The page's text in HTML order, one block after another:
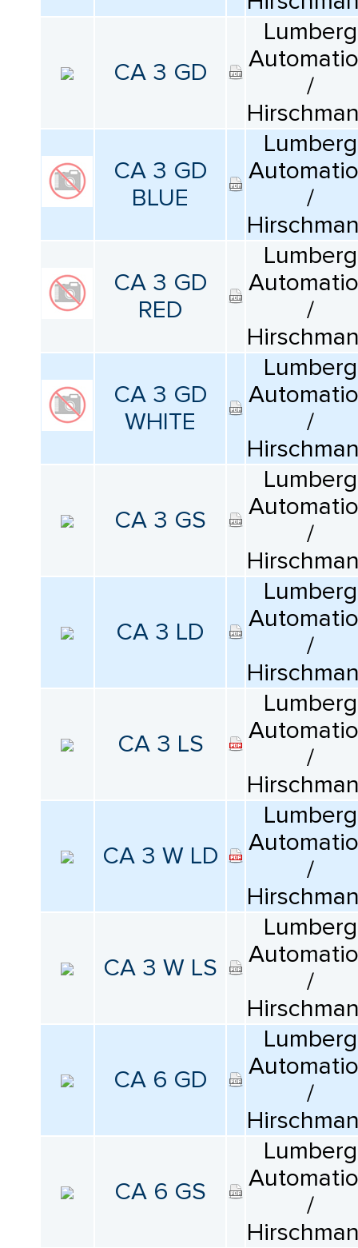
CA 3 GD
Lumberg
/
CA 3 GD
BLUE
Lumberg
/
CA 3 GD
RED
Lumberg
/
CA 3 GD
WHITE
Lumberg
/
CA 3 GS
Lumberg
/
CA 3 LD
Lumberg
/
CA 3 LS
Lumberg
/
CA 3 W LD
Lumberg
/
CA 3 W LS
Lumberg
/
CA 6 GD
Lumberg
/
CA 6 GS
Lumberg
/